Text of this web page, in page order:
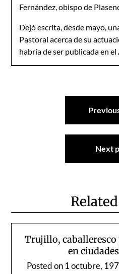
Fernández, obispo de
Dejó escrita, desde mayo,
Pastoral acerca de su
habría de ser publicada en
Navegación
entradas
Next
Trujillo, caballeresco
en
Posted on1 octubre,